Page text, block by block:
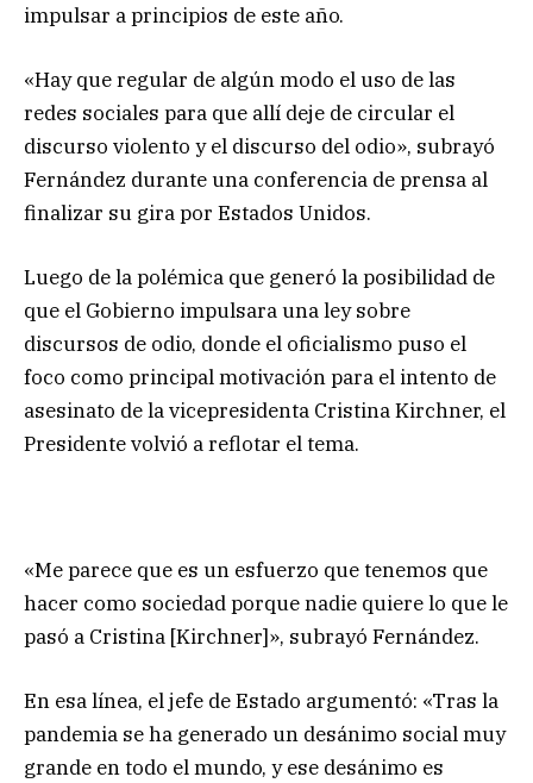
impulsar a principios de este año.
«Hay que regular de algún modo el uso de las
redes sociales para que allí deje de circular el
discurso violento y el discurso del odio», subrayó
Fernández durante una conferencia de prensa al
finalizar su gira por Estados Unidos.
Luego de la polémica que generó la posibilidad de
que el Gobierno impulsara una ley sobre
discursos de odio, donde el oficialismo puso el
foco como principal motivación para el intento de
asesinato de la vicepresidenta Cristina Kirchner, el
Presidente volvió a reflotar el tema.
«Me parece que es un esfuerzo que tenemos que
hacer como sociedad porque nadie quiere lo que le
pasó a Cristina [Kirchner]», subrayó Fernández.
En esa línea, el jefe de Estado argumentó: «Tras la
pandemia se ha generado un desánimo social muy
grande en todo el mundo, y ese desánimo es